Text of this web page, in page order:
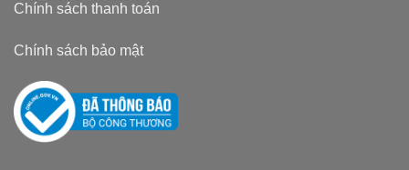
Chính sách thanh toán
Chính sách bảo mật